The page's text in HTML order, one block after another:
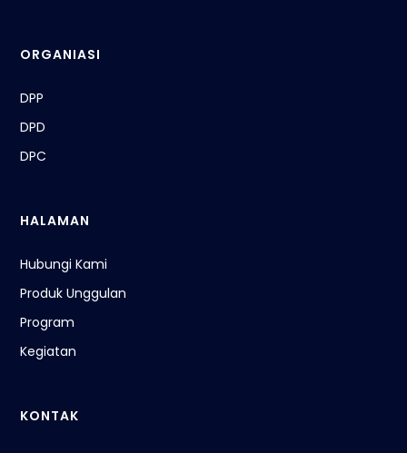
ORGANIASI
DPP
DPD
DPC
HALAMAN
Hubungi Kami
Produk Unggulan
Program
Kegiatan
KONTAK